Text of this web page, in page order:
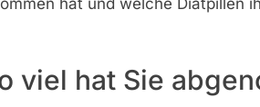
viel hat Sie